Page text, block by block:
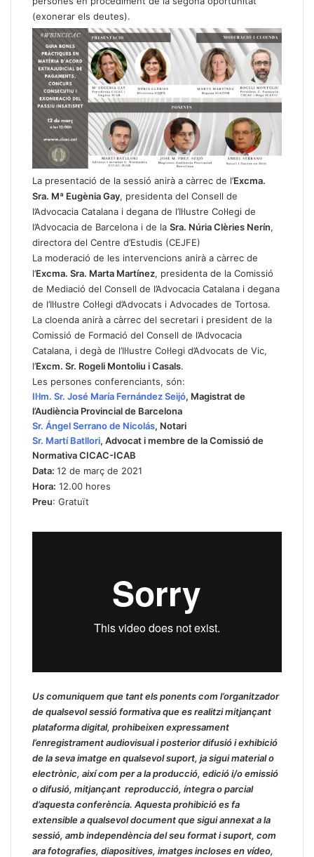
(exonerar els deutes).
La presentació de la sessió anirà a càrrec de l’Excma.
Sra. Mª Eugènia Gay, presidenta del Consell de
l’Advocacia Catalana i degana de l’Il·lustre Col·legi de
l’Advocacia de Barcelona i de la Sra. Núria Clèries Nerín,
directora del Centre d’Estudis (CEJFE)
La moderació de les intervencions anirà a càrrec de
l’Excma. Sra. Marta Martínez, presidenta de la Comissió
de Mediació del Consell de l’Advocacia Catalana i degana
de l’Il·lustre Col·legi d’Advocats i Advocades de Tortosa.
La cloenda anirà a càrrec del secretari i president de la
Comissió de Formació del Consell de l’Advocacia
Catalana, i degà de l’Il·lustre Col·legi d’Advocats de Vic,
l’Excm. Sr. Rogeli Montoliu i Casals.
Les persones conferenciants, són:
Il·lm. Sr. José María Fernández Seijó, Magistrat de
l’Audiència Provincial de Barcelona
Sr. Ángel Serrano de Nicolás, Notari
Sr. Martí Batllori, Advocat i membre de la Comissió de
Normativa CICAC-ICAB
Data: 12 de març de 2021
Hora: 12.00 hores
Preu: Gratuït
Us comuniquem que tant els ponents com l’organitzador
de qualsevol sessió formativa que es realitzi mitjançant
plataforma digital, prohibeixen expressament
l’enregistrament audiovisual i posterior difusió i exhibició
de la seva imatge en qualsevol suport, ja sigui material o
electrònic, així com per a la producció, edició i/o emissió
o difusió, mitjançant reproducció, íntegra o parcial
d’aquesta conferència. Aquesta prohibició es fa
extensible a qualsevol document que sigui annexat a la
sessió, amb independència del seu format i suport, com
ara fotografies, diapositives, imatges incloses en vídeo,